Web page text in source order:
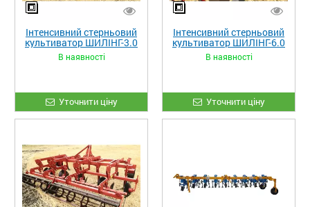
Інтенсивний стерньовий
культиватор ШИЛІНГ-3.0
В наявності
Уточнити ціну
Інтенсивний стерньовий
культиватор ШИЛІНГ-6.0
В наявності
Уточнити ціну